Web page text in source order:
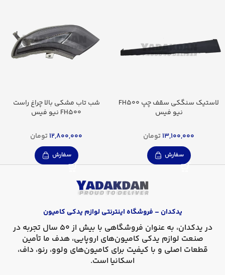
لاستیک سنگکی سقف چپ FH500
نیو فیس
13,100,000تومان
سفارش
شب تاب مشکی بالا چراغ راست
FH500 نیو فیس
12,800,000تومان
سفارش
یدکدان – فروشگاه اینترنتی لوازم یدکی کامیون
در یدکدان
، به عنوان فروشگاهی با بیش از 50 سال تجربه در
صنعت لوازم یدکی کامیون‌های اروپایی، هدف ما تأمین
قطعات اصلی و با کیفیت برای کامیون‌های ولوو، رنو، داف،
اسکانیا است.